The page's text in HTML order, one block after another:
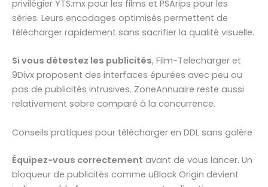
privilégier YTS.mx pour les films et PSArips pour les
séries. Leurs encodages optimisés permettent de
télécharger rapidement sans sacrifier la qualité visuelle.
Si vous détestez les publicités, Film-Telecharger et
9Divx proposent des interfaces épurées avec peu ou
pas de publicités intrusives. ZoneAnnuaire reste aussi
relativement sobre comparé à la concurrence.
Conseils pratiques pour télécharger en DDL sans galère
Équipez-vous correctement avant de vous lancer. Un
bloqueur de publicités comme uBlock Origin devient